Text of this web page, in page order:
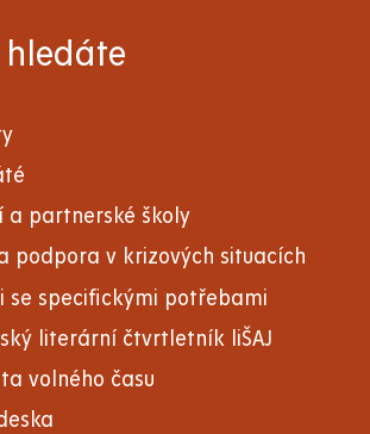
hledáte
a partnerské školy
podpora v krizových situacích
se specifickými potřebami
literární čtvrtletník liŠAJ
volného času